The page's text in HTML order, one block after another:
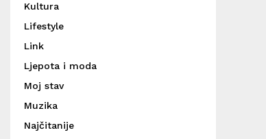
Kultura
Lifestyle
Link
Ljepota i moda
Moj stav
Muzika
Najčitanije